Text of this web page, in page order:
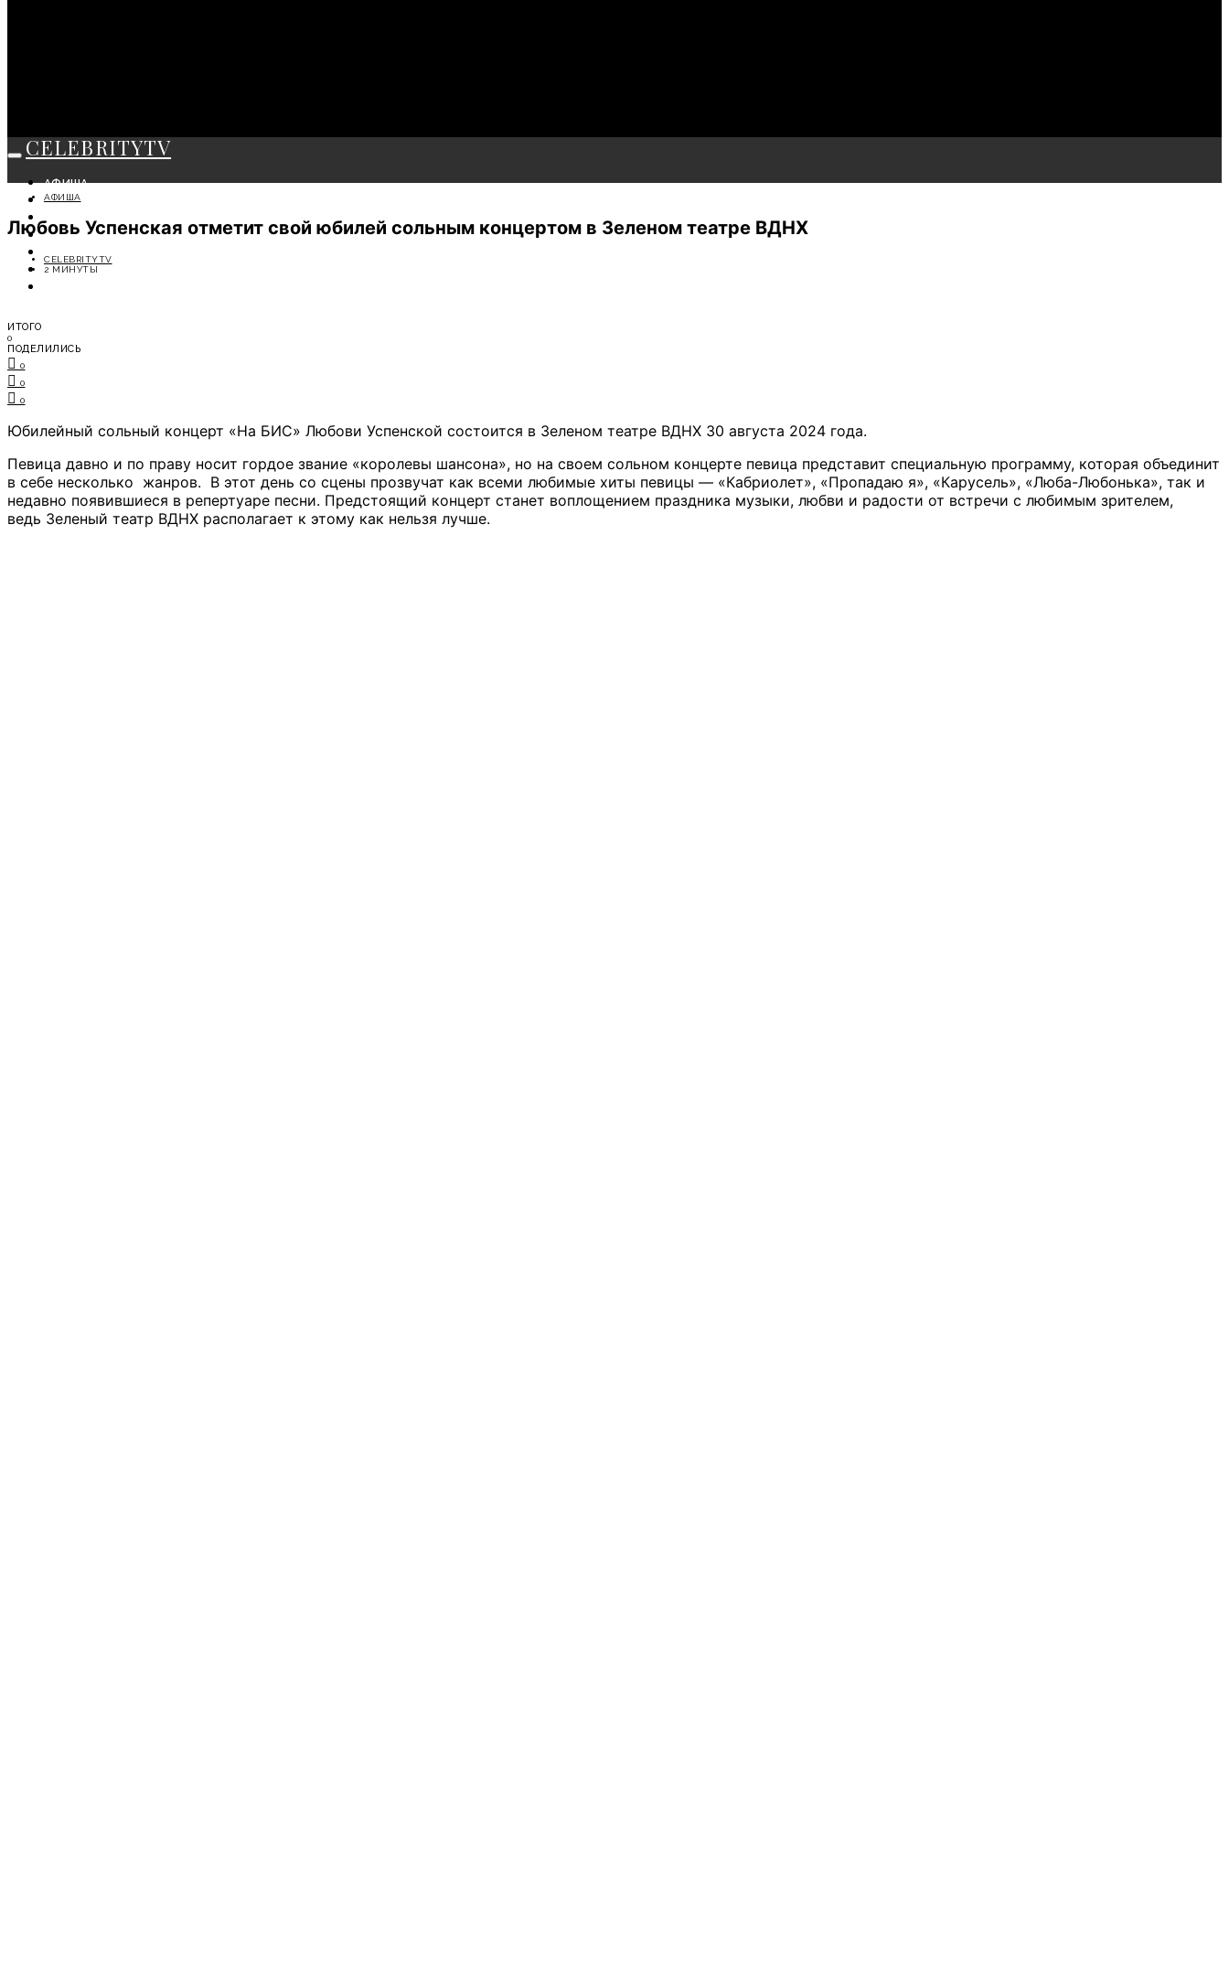
CELEBRITYTV
АФИША
СОБЫТИЯ
КРАСОТА
МОДА
ЛИЧНОСТЬ
ОТДЫХ
АФИША
Любовь Успенская отметит свой юбилей сольным концертом в Зеленом театре ВДНХ
CELEBRITYTV
2 МИНУТЫ
ИТОГО
0
ПОДЕЛИЛИСЬ
0
0
0
Юбилейный сольный концерт «На БИС» Любови Успенской состоится в Зеленом театре ВДНХ 30 августа 2024 года.
Певица давно и по праву носит гордое звание «королевы шансона», но на своем сольном концерте певица представит специальную программу, которая объединит
в себе несколько жанров. В этот день со сцены прозвучат как всеми любимые хиты певицы — «Кабриолет», «Пропадаю я», «Карусель», «Люба-Любонька», так и
недавно появившиеся в репертуаре песни. Предстоящий концерт станет воплощением праздника музыки, любви и радости от встречи с любимым зрителем,
ведь Зеленый театр ВДНХ располагает к этому как нельзя лучше.